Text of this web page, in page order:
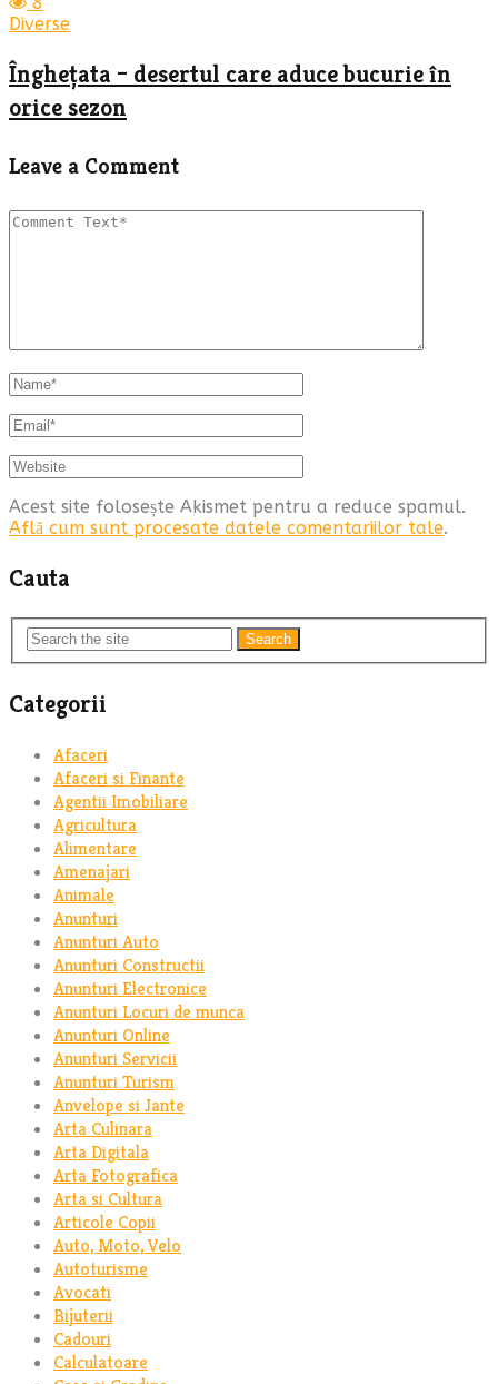
Diverse
Înghețata – desertul care aduce bucurie în
orice sezon
Leave a Comment
Acest site folosește Akismet pentru a reduce spamul.
Află cum sunt procesate datele comentariilor tale.
Cauta
Search
Categorii
Afaceri
Afaceri si Finante
Agentii Imobiliare
Agricultura
Alimentare
Amenajari
Animale
Anunturi
Anunturi Auto
Anunturi Constructii
Anunturi Electronice
Anunturi Locuri de munca
Anunturi Online
Anunturi Servicii
Anunturi Turism
Anvelope si Jante
Arta Culinara
Arta Digitala
Arta Fotografica
Arta si Cultura
Articole Copii
Auto, Moto, Velo
Autoturisme
Avocati
Bijuterii
Cadouri
Calculatoare